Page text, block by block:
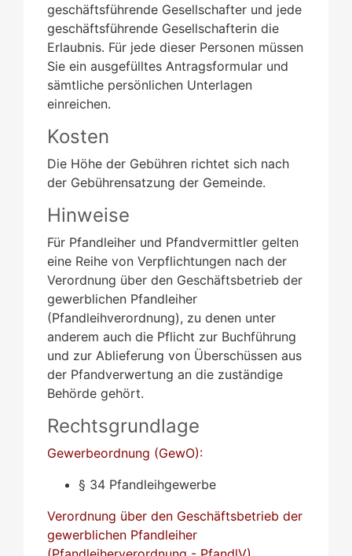
geschäftsführende Gesellschafter und jede
geschäftsführende Gesellschafterin die
Erlaubnis. Für jede dieser Personen müssen
Sie ein ausgefülltes Antragsformular und
sämtliche persönlichen Unterlagen
einreichen.
Kosten
Die Höhe der Gebühren richtet sich nach
der Gebührensatzung der Gemeinde.
Hinweise
Für Pfandleiher und Pfandvermittler gelten
eine Reihe von Verpflichtungen nach der
Verordnung über den Geschäftsbetrieb der
gewerblichen Pfandleiher
(Pfandleihverordnung), zu denen unter
anderem auch die Pflicht zur Buchführung
und zur Ablieferung von Überschüssen aus
der Pfandverwertung an die zuständige
Behörde gehört.
Rechtsgrundlage
Gewerbeordnung (GewO):
§ 34 Pfandleihgewerbe
Verordnung über den Geschäftsbetrieb der
gewerblichen Pfandleiher